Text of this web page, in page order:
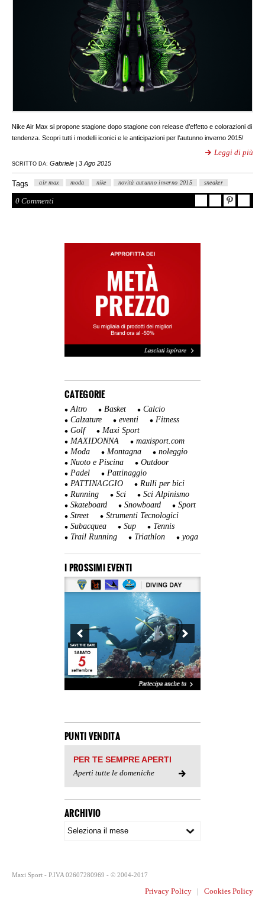
Nike Air Max si propone stagione dopo stagione con release d’effetto e colorazioni di
tendenza. Scopri tutti i modelli iconici e le anticipazioni per l’autunno inverno 2015!
Leggi di più
SCRITTO DA: Gabriele 3 Ago 2015
Tags air max moda nike novità autunno inverno 2015 sneaker
0 Commenti
CATEGORIE
Altro Basket
Calcio
Calzature
eventi
Fitness
Golf
Maxi Sport
MAXIDONNA
maxisport.com
Moda
Montagna
noleggio
Nuoto e Piscina
Outdoor
Padel
Pattinaggio
PATTINAGGIO
Rulli per bici
Running
Sci
Sci Alpinismo
Skateboard
Snowboard
Sport
Street
Strumenti Tecnologici
Subacquea
Sup
Tennis
Trail Running
Triathlon yoga
I PROSSIMI EVENTI
PUNTI VENDITA
PER TE SEMPRE APERTI
Aperti tutte le domeniche
ARCHIVIO
Maxi Sport - P.IVA 02607280969 - © 2004-2017
Privacy Policy| Cookies Policy